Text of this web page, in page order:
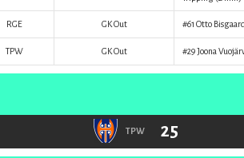
RGE GK Out #61 Otto
TPW GK Out #29Joona
TPW 25